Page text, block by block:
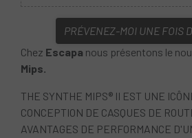
PRÉVENEZ-MOI UNE FOIS
Chez Escapa nous présentons le
Mips.
THE SYNTHE MIPS® II EST UNE
CONCEPTION DE CASQUES DE
AVANTAGES DE PERFORMANCE